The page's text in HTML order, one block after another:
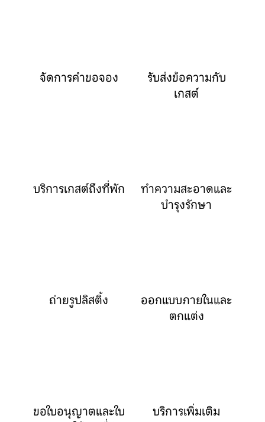
จัดการคำขอจอง
รับส่งข้อความกับ
เกสต์
บริการเกสต์ถึงที่พัก
ทำความสะอาดและ
บำรุงรักษา
ถ่ายรูปลิสติ้ง
ออกแบบภายในและ
ตกแต่ง
ขอใบอนุญาตและใบ
บริการเพิ่มเติม